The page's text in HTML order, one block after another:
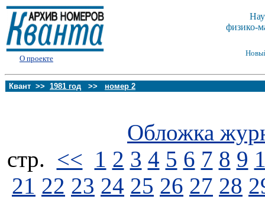
О проекте
физико-
Квант >> 1981 год >> номер 2
Обложка
стp. << 1 2 3 4 5 6 7 8 9
21 22 23 24 25 26 27 28